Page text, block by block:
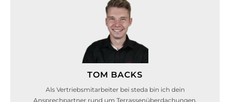
TOM BACKS
Als Vertriebsmitarbeiter bei steda bin ich dein
Ansprechpartner rund um Terrassenüberdachungen,